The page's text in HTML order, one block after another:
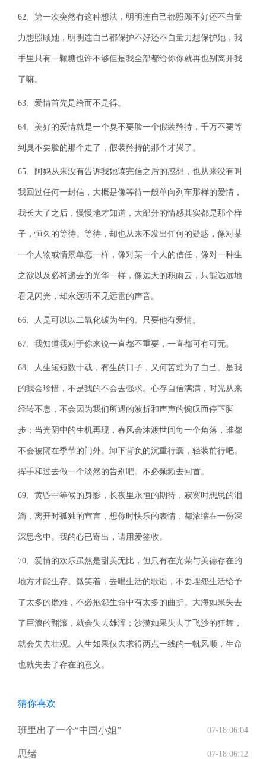
62、第一次突然有这种想法，明明连自己都照顾不好还不自量
力想照顾她，明明连自己都保护不好还不自量力想保护她，我
手里只有一颗糖也许不够但是我全部都给你你就再也别离开我
了嘛。
63、爱情首先是给而不是得。
64、美好的爱情就是一个臭不要脸一个假装矜持，千万不要等
到臭不要脸的那个走了，假装矜持的那个才哭了。
65、阿妈从来没有告诉我她读完信之后的感想，也从来没有叫
我回过任何一封信，大概是像等待一般单向列车那样的爱情，
我长大了之后，慢慢地才知道，大部分的情感其实都是那个样
子，恒久的等待。等待，却也从来不发出任何的疑惑，像对某
一个人物或情景单恋一样，像对某一个人的信任，像对一种生
之欲以及必将逝去的光华一样，像远天的积雨云，只能远远地
看见闪光，却永远听不见远雷的声音。
66、人是可以以二氧化碳为生的。只要他有爱情。
67、我知道我对于你来说一直都不重要，一直都可有可无。
68、人生短短数十载，有生的日子，又何苦难为了自己。是我
的我会珍惜，不是我的不会去强求。心存自信满满，时光从来
经转不息，不会因为我们所遇的波折和声声的惋叹而停下脚
步；当光阴中的生机再现，春风会沐渡世间每一个角落，谁都
不会被隔在季节的门外。卸下背负的沉重行囊，轻装前行吧。
挥手和过去做一个淡然的告别吧。不必频频去回首。
69、黄昏中等候的身影，长夜里永恒的期待，寂寞时想思的泪
滴，离开时孤独的宣言，想你时快乐的表情，都浓缩在一份深
深思念中。我的心已寄出，请用爱签收。
70、爱情的欢乐虽然是甜美无比，但只有在光荣与美德存在的
地方才能生存。微笑着，去唱生活的歌谣，不要埋怨生活给予
了太多的磨难，不必抱怨生命中有太多的曲折。大海如果失去
了巨浪的翻滚，就会失去雄浑；沙漠如果失去了飞沙的狂舞，
就会失去壮观。人生如果仅去求得两点一线的一帆风顺，生命
也就失去了存在的意义。
猜你喜欢
班里出了一个“中国小姐” 07-18 06:04
思绪 07-18 06:12